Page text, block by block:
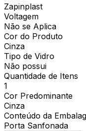
Zapinplast
Voltagem
Não se Aplica
Cor do Produto
Cinza
Tipo de Vidro
Não possui
Quantidade de Itens
1
Cor Predominante
Cinza
Conteúdo da
Porta Sanfonada